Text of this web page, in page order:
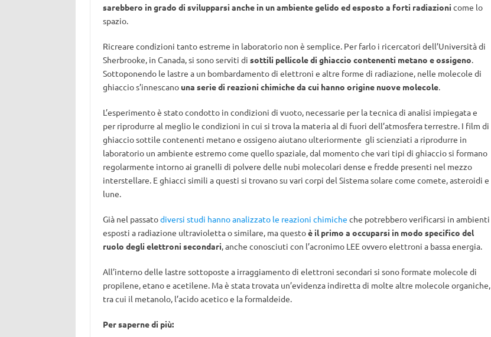
sarebbero in grado di svilupparsi anche in un ambiente gelido ed esposto a forti radiazioni come lo
spazio.
Ricreare condizioni tanto estreme in laboratorio non è semplice. Per farlo i ricercatori dell’Università di
Sherbrooke, in Canada, si sono serviti di sottili pellicole di ghiaccio contenenti metano e ossigeno.
Sottoponendo le lastre a un bombardamento di elettroni e altre forme di radiazione, nelle molecole di
ghiaccio s’innescano una serie di reazioni chimiche da cui hanno origine nuove molecole.
L’esperimento è stato condotto in condizioni di vuoto, necessarie per la tecnica di analisi impiegata e
per riprodurre al meglio le condizioni in cui si trova la materia al di fuori dell’atmosfera terrestre. I film di
ghiaccio sottile contenenti metano e ossigeno aiutano ulteriormente gli scienziati a riprodurre in
laboratorio un ambiente estremo come quello spaziale, dal momento che vari tipi di ghiaccio si formano
regolarmente intorno ai granelli di polvere delle nubi molecolari dense e fredde presenti nel mezzo
interstellare. E ghiacci simili a questi si trovano su vari corpi del Sistema solare come comete, asteroidi e
lune.
Già nel passatodiversi studi hanno analizzato le reazioni chimiche che potrebbero verificarsi in ambienti
esposti a radiazione ultravioletta o similare, ma questoè il primo a occuparsi in modo specifico del
ruolo degli elettroni secondari, anche conosciuti con l’acronimo LEE ovvero elettroni a bassa energia.
All’interno delle lastre sottoposte a irraggiamento di elettroni secondari si sono formate molecole di
propilene, etano e acetilene. Ma è stata trovata un’evidenza indiretta di molte altre molecole organiche,
tra cui il metanolo, l’acido acetico e la formaldeide.
Per saperne di più: